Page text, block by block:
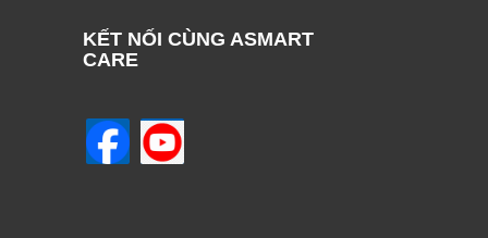
KẾT NỐI CÙNG ASMART
CARE